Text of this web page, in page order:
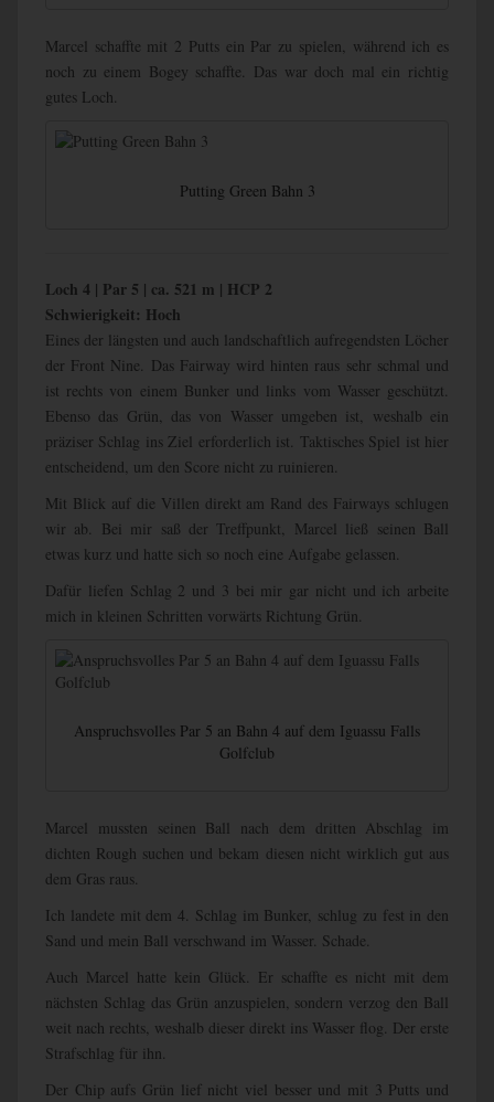
Marcel schaffte mit 2 Putts ein Par zu spielen, während ich es
noch zu einem Bogey schaffte. Das war doch mal ein richtig
gutes Loch.
Putting Green Bahn 3
Loch 4 | Par 5 | ca. 521 m | HCP 2
Schwierigkeit: Hoch
Eines der längsten und auch landschaftlich aufregendsten Löcher
der Front Nine. Das Fairway wird hinten raus sehr schmal und
ist rechts von einem Bunker und links vom Wasser geschützt.
Ebenso das Grün, das von Wasser umgeben ist, weshalb ein
präziser Schlag ins Ziel erforderlich ist. Taktisches Spiel ist hier
entscheidend, um den Score nicht zu ruinieren.
Mit Blick auf die Villen direkt am Rand des Fairways schlugen
wir ab. Bei mir saß der Treffpunkt, Marcel ließ seinen Ball
etwas kurz und hatte sich so noch eine Aufgabe gelassen.
Dafür liefen Schlag 2 und 3 bei mir gar nicht und ich arbeite
mich in kleinen Schritten vorwärts Richtung Grün.
Anspruchsvolles Par 5 an Bahn 4 auf dem Iguassu Falls
Golfclub
Marcel mussten seinen Ball nach dem dritten Abschlag im
dichten Rough suchen und bekam diesen nicht wirklich gut aus
dem Gras raus.
Ich landete mit dem 4. Schlag im Bunker, schlug zu fest in den
Sand und mein Ball verschwand im Wasser. Schade.
Auch Marcel hatte kein Glück. Er schaffte es nicht mit dem
nächsten Schlag das Grün anzuspielen, sondern verzog den Ball
weit nach rechts, weshalb dieser direkt ins Wasser flog. Der erste
Strafschlag für ihn.
Der Chip aufs Grün lief nicht viel besser und mit 3 Putts und